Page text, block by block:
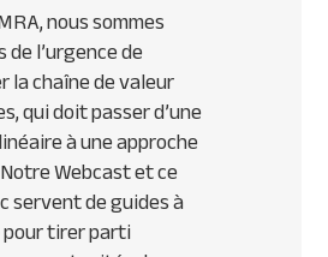
nous sommes
l’urgence de
chaîne de valeur
qui doit passer d’une
à une approche
Webcast et ce
servent de guides à
tirer parti